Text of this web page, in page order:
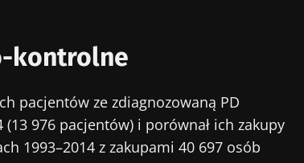
kontrolne
pacjentów ze zdiagnozowaną PD
976 pacjentów) i porównał ich zakupy
1993–2014 z zakupami 40 697 osób